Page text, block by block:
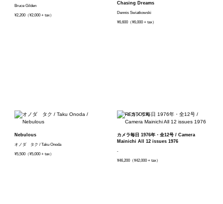
Bruce Gilden
¥2,200（¥2,000 + tax）
Chasing Dreams
Dennis Swiatkowski
¥6,600（¥6,000 + tax）
Nebulous
オノダ タク / Taku Onoda
¥5,500（¥5,000 + tax）
カメラ毎日 1976年・全12号 / Camera
Mainichi All 12 issues 1976
-
¥46,200（¥42,000 + tax）